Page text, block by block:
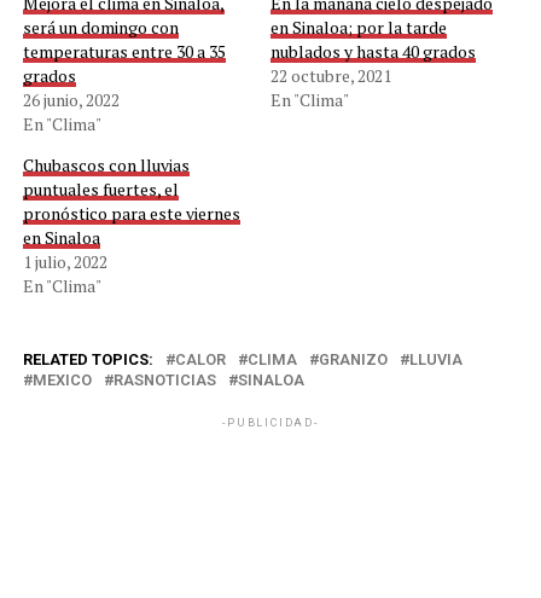
será un domingo con
temperaturas entre 30 a 35
grados
26 junio, 2022
En "Clima"
en Sinaloa; por la tarde
nublados y hasta 40 grados
22 octubre, 2021
En "Clima"
Chubascos con lluvias
puntuales fuertes, el
pronóstico para este viernes
en Sinaloa
1 julio, 2022
En "Clima"
RELATED TOPICS: CALOR CLIMA GRANIZO
LLUVIA
MEXICO
RASNOTICIAS SINALOA
-PUBLICIDAD-